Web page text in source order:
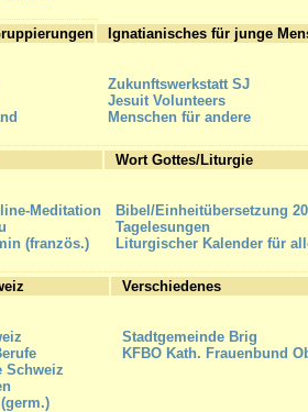
Ignatianisches für junge
Zukunftswerkstatt SJ
Jesuit Volunteers
Menschen für andere
Wort Gottes/Liturgie
Meditation
(französ.)
Bibel/Einheitübersetzung
Tagelesungen
Liturgischer Kalender für
Verschiedenes
Schweiz
Stadtgemeinde Brig
KFBO Kath. Frauenbund